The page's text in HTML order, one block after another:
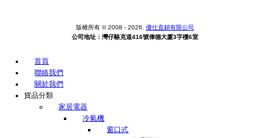
版權所有 © 2008 - 2026. 優仕直銷有限公司
公司地址：灣仔駱克道416號偉德大廈3字樓6室
首頁
聯絡我們
關於我們
貨品分類
家居電器
冷氣機
窗口式